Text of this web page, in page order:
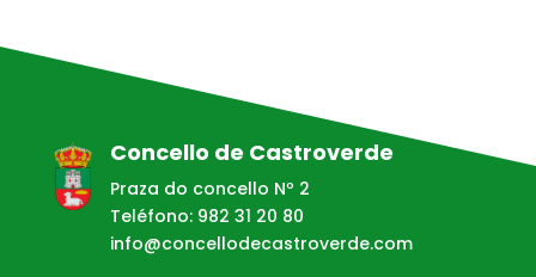
Concello de Castroverde
Praza do concello Nº 2
Teléfono: 982 31 20 80
info@concellodecastroverde.com